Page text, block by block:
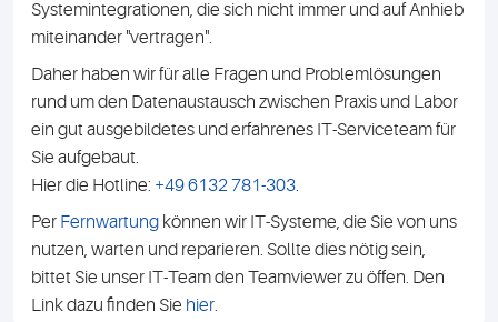
Systemintegrationen, die sich nicht immer und auf Anhieb
miteinander "vertragen".
Daher haben wir für alle Fragen und Problemlösungen
rund um den Datenaustausch zwischen Praxis und Labor
ein gut ausgebildetes und erfahrenes IT-Serviceteam für
Sie aufgebaut.
Hier die Hotline: +49 6132 781-303.
Per Fernwartung können wir IT-Systeme, die Sie von uns
nutzen, warten und reparieren. Sollte dies nötig sein,
bittet Sie unser IT-Team den Teamviewer zu öffen. Den
Link dazu finden Sie hier.